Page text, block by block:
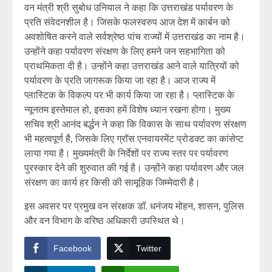
वन मंत्री श्री सुबोध उनियाल ने कहा कि उत्तराखंड पर्यावरण के
प्रति संवेदनशील है। जिसके फलस्वरुप आज देश में कार्बन को
अवशोषित करने वाले सर्वश्रेष्ठ पांच राज्यों में उत्तराखंड का नाम है।
उन्होंने कहा पर्यावरण संरक्षण के लिए हमने जन सहभागिता को
प्राथमिकता दी है। उन्होंने कहा उत्तराखंड आने वाले यात्रियों को
पर्यावरण के प्रति जागरूक किया जा रहा है। आज राज्य में
प्लास्टिक के विकल्प पर भी कार्य किया जा रहा है। प्लास्टिक के
न्यूनतम इस्तेमाल हो, इसका हमें विशेष ध्यान रखना होगा। मुख्य
सचिव श्री आनंद बर्द्धन ने कहा कि विकास के साथ पर्यावरण संरक्षण
भी महत्वपूर्ण है, जिसके लिए ग्रॉस एनवायरमेंट प्रोडक्ट का कांसेप्ट
लाया गया है। मुख्यमंत्री के निर्देशों पर राज्य स्तर पर पर्यावरण
पुरस्कार देने की शुरुवात की गई है। उन्होंने कहा पर्यावरण और जल
संरक्षण का कार्य हर किसी की सामूहिक जिम्मेदारी है।
इस अवसर पर प्रमुख वन संरक्षक डॉ. धनंजय मोहन, शासन, पुलिस
और वन विभाग के वरिष्ठ अधिकारी उपस्थित थे।
Facebook Twitter